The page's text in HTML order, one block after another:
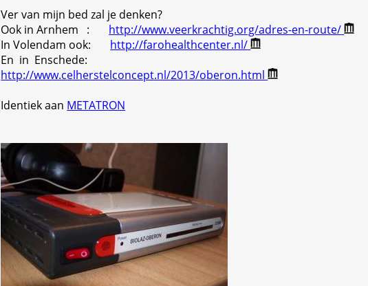
Ver van mijn bed zal je denken?
Ook in Arnhem : http://www.veerkrachtig.org/adres-en-route/
In Volendam ook: http://farohealthcenter.nl/
En in Enschede:
http://www.celherstelconcept.nl/2013/oberon.html
Identiek aan METATRON